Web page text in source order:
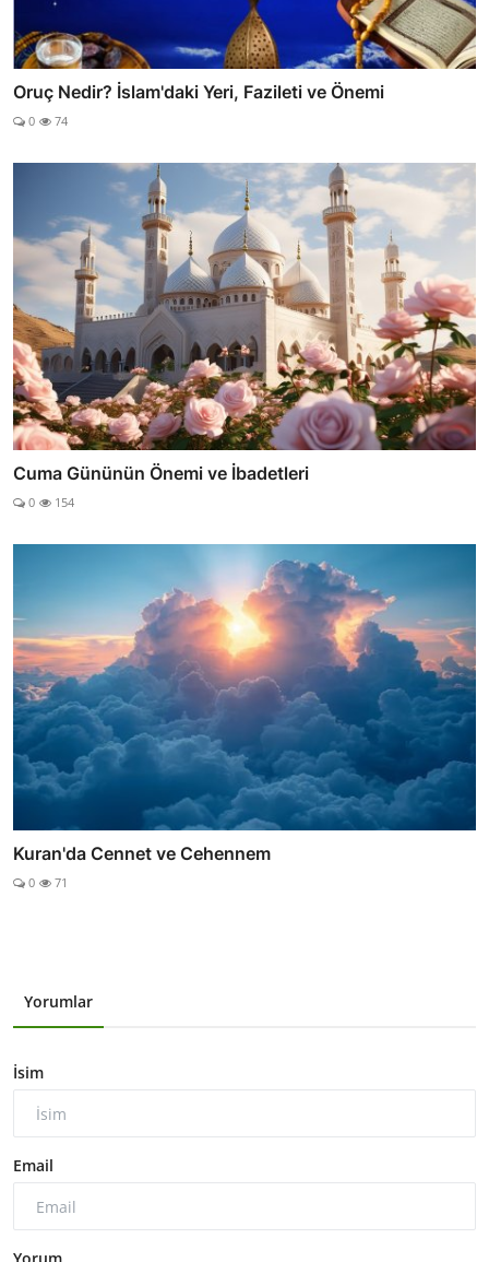
Oruç Nedir? İslam'daki Yeri, Fazileti ve Önemi
0 74
Cuma Gününün Önemi ve İbadetleri
0 154
Kuran'da Cennet ve Cehennem
0 71
Yorumlar
İsim
Email